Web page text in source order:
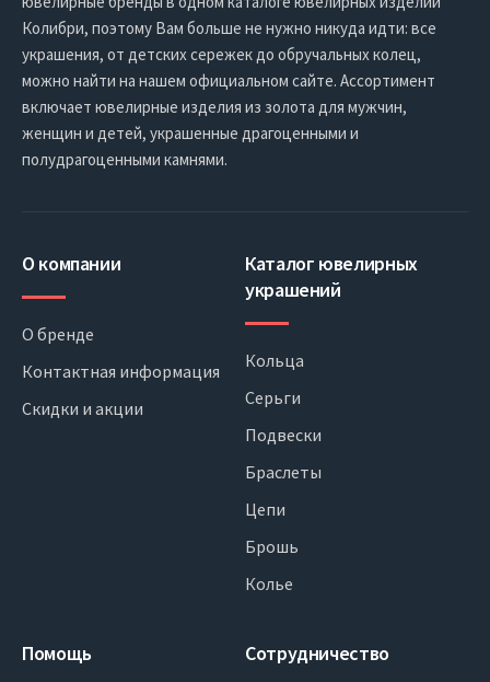
Колибри, поэтому Вам больше не нужно никуда идти: все
украшения, от детских сережек до обручальных колец,
можно найти на нашем официальном сайте. Ассортимент
включает ювелирные изделия из золота для мужчин,
женщин и детей, украшенные драгоценными и
полудрагоценными камнями.
О компании
О бренде
Контактная информация
Скидки и акции
Каталог ювелирных
украшений
Кольца
Серьги
Подвески
Браслеты
Цепи
Брошь
Колье
Помощь Сотрудничество